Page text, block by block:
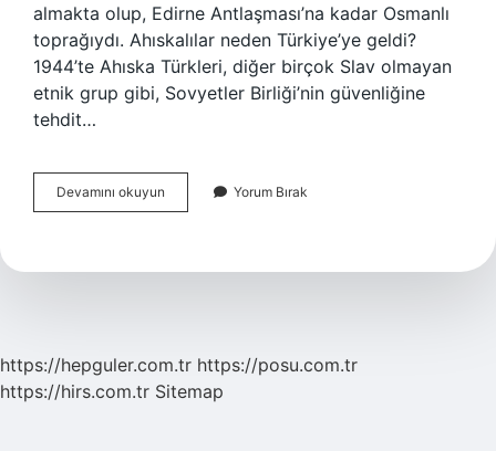
almakta olup, Edirne Antlaşması’na kadar Osmanlı
toprağıydı. Ahıskalılar neden Türkiye’ye geldi?
1944’te Ahıska Türkleri, diğer birçok Slav olmayan
etnik grup gibi, Sovyetler Birliği’nin güvenliğine
tehdit…
Devamını okuyun Ahıskalılar
Aslen
Yorum Bırak
https://hepguler.com.tr https://posu.com.tr
https://hirs.com.tr Sitemap